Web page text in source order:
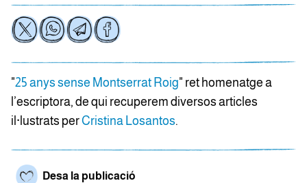
"25 anys sense Montserrat Roig" ret homenatge a
l’escriptora, de qui recuperem diversos articles
il·lustrats perCristina Losantos.
Desa la publicació